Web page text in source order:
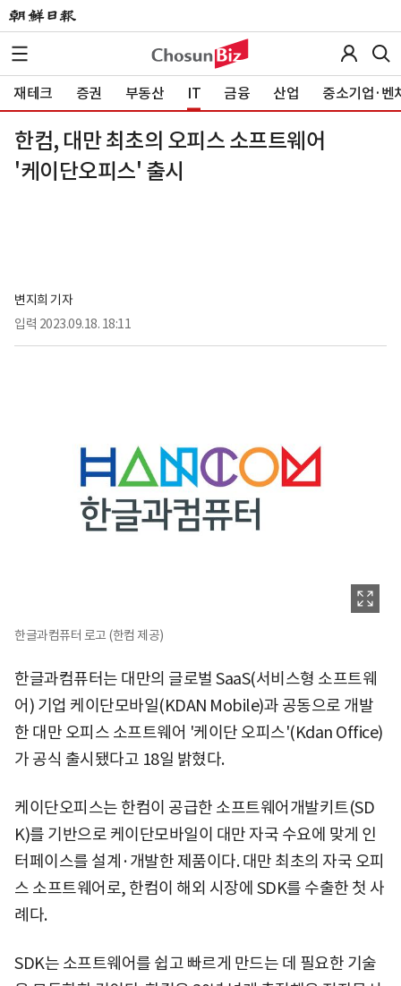
재테크 증권 부동산 IT 금융 산업 중소기업·벤
한컴, 대만 최초의 오피스 소프트웨어
'케이단오피스' 출시
변지희 기자
입력 2023.09.18. 18:11
한글과컴퓨터 로고 (한컴 제공)
한글과컴퓨터는 대만의 글로벌 SaaS(서비스형 소프트웨
어) 기업 케이단모바일(KDAN Mobile)과 공동으로 개발
한 대만 오피스 소프트웨어 '케이단 오피스'(Kdan Office)
가 공식 출시됐다고 18일 밝혔다.
케이단오피스는 한컴이 공급한 소프트웨어개발키트(SD
K)를 기반으로 케이단모바일이 대만 자국 수요에 맞게 인
터페이스를 설계·개발한 제품이다. 대만 최초의 자국 오피
스 소프트웨어로, 한컴이 해외 시장에 SDK를 수출한 첫 사
례다.
SDK는 소프트웨어를 쉽고 빠르게 만드는 데 필요한 기술